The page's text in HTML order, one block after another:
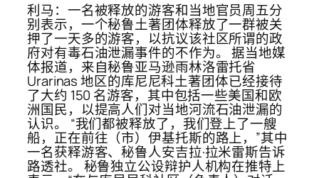
利马：一名被释放的游客和当地官员周五分
别表示，一个秘鲁土著团体释放了一群被关
押了一天多的游客，以抗议该社区所谓的政
府对有毒石油泄漏事件的不作为。 据当地媒
体报道，来自秘鲁亚马逊雨林洛雷托省
Urarinas 地区的库尼尼科土著团体已经接待
了大约 150 名游客，其中包括一些美国和欧
洲国民，以提高人们对当地河流石油泄漏的
认识。 “我们都被释放了，我们登上了一艘
船，正在前往（市）伊基托斯的路上，”其中
一名获释游客、秘鲁人安吉拉·拉米雷斯告诉
路透社。 秘鲁独立公设辩护人机构在推特上